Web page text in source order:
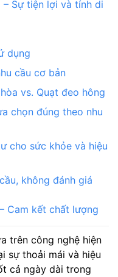
Sự tiện lợi và tính di
dụng
cầu cơ bản
vs. Quạt đeo hông
chọn đúng theo nhu
cho sức khỏe và hiệu
không đánh giá
Cam kết chất lượng
trên công nghệ hiện
sự thoải mái và hiệu
cả ngày dài trong